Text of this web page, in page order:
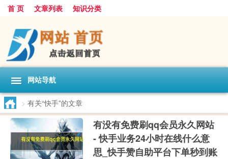
首 页 文章列表 知识分类
网站导航
> 有关“快手”的文章
有没有免费刷qq会员永久网站
- 快手业务24小时在线什么意
思_快手赞自助平台下单秒到账